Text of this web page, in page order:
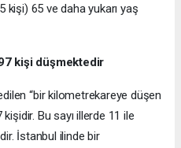
kişi) 65 ve daha yukarı yaş
kişi düşmektedir
“bir kilometrekareye düşen
kişidir. Bu sayı illerde 11 ile
İstanbul ilinde bir